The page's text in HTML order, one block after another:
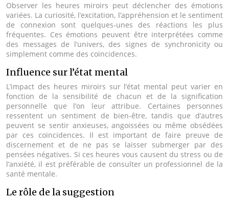
Observer les heures miroirs peut déclencher des émotions
variées. La curiosité, l’excitation, l’appréhension et le sentiment
de connexion sont quelques-unes des réactions les plus
fréquentes. Ces émotions peuvent être interprétées comme
des messages de l’univers, des signes de synchronicity ou
simplement comme des coïncidences.
Influence sur l’état mental
L’impact des heures miroirs sur l’état mental peut varier en
fonction de la sensibilité de chacun et de la signification
personnelle que l’on leur attribue. Certaines personnes
ressentent un sentiment de bien-être, tandis que d’autres
peuvent se sentir anxieuses, angoissées ou même obsédées
par ces coïncidences. Il est important de faire preuve de
discernement et de ne pas se laisser submerger par des
pensées négatives. Si ces heures vous causent du stress ou de
l’anxiété, il est préférable de consulter un professionnel de la
santé mentale.
Le rôle de la suggestion